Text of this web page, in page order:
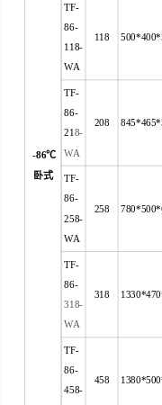
-86℃
卧式
TF-
86-
118-
WA
118
TF-
86-
218-
WA
208
TF-
86-
258-
WA
258
TF-
86-
318-
WA
318
TF-
86-
458-
458